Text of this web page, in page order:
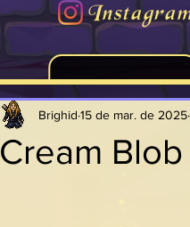
Cream Blob
Brighid 15 de mar. de 2025